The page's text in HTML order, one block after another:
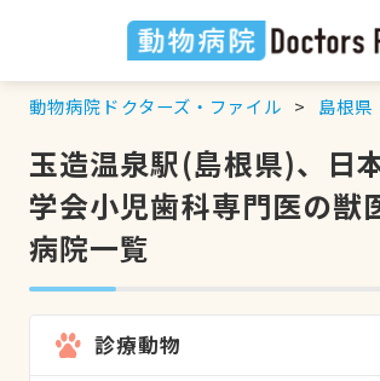
動物病院ドクターズ・ファイル 島根県
玉造温泉駅(島根県)、日
学会小児歯科専門医の獣
病院一覧
診療動物